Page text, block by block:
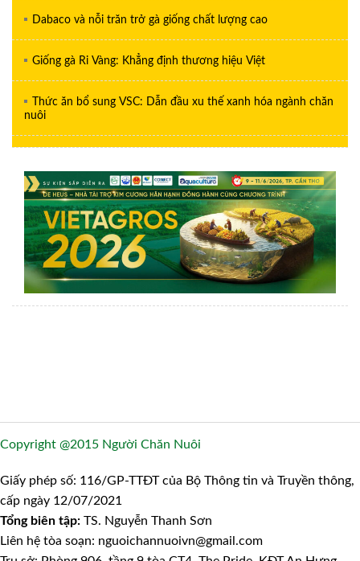
Dabaco và nỗi trăn trở gà giống chất lượng cao
Giống gà Ri Vàng: Khẳng định thương hiệu Việt
Thức ăn bổ sung VSC: Dẫn đầu xu thế xanh hóa ngành chăn
nuôi
Copyright @2015 Người Chăn Nuôi
Giấy phép số: 116/GP-TTĐT của Bộ Thông tin và Truyền thông,
cấp ngày 12/07/2021
Tổng biên tập: TS. Nguyễn Thanh Sơn
Liên hệ tòa soạn: nguoichannuoivn@gmail.com